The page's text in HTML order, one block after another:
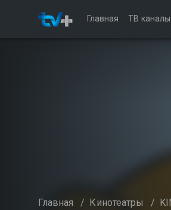
Главная ТВ каналы
Главная / Кинотеатры /